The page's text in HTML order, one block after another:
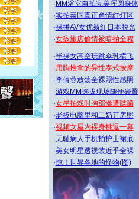
要快乐!天天
,愿幸福,
快乐!
有你我会
我特长，吻
世和你在一
和你不再分
无助地哭
你：这猪不
· MM浴室自拍完美浑圆身体
·实拍泰国真正色情红灯区
·裸拼AV女优翁红日本脱光
·女孩旅店偷情被暗拍全程
·半裸女高空玩跳伞乳横飞
·用胸推拿的异性泰式按摩
·李倩蓉放荡全裸照性感照
·游戏MM选拔现场随便碰臀
·女星拍戏时胸部惨遭蹂躏
·老板电脑里和二奶开房照
·视频女屋内裸身挑逗一幕
·无耻病人手机拍护士裙底
·美女明星透视装近乎全裸
·惊！世界各地的怪物(图)